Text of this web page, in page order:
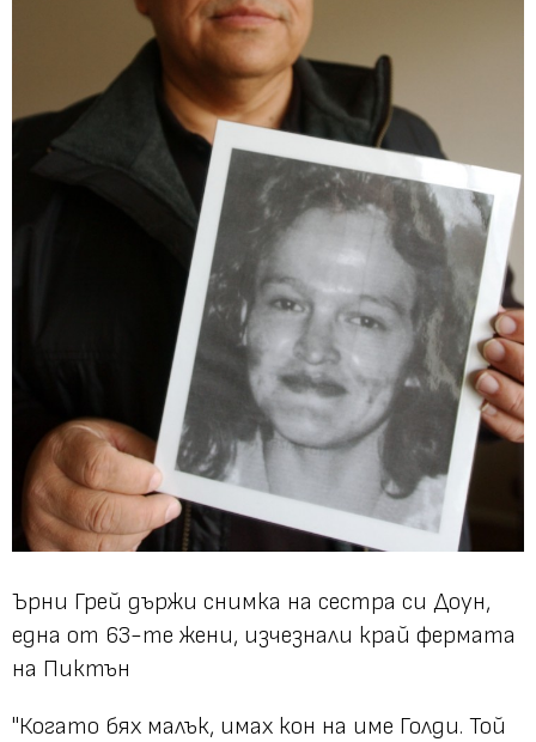
Ърни Грей държи снимка на сестра си Доун,
една от 63-те жени, изчезнали край фермата
на Пиктън
"Когато бях малък, имах кон на име Голди. Той